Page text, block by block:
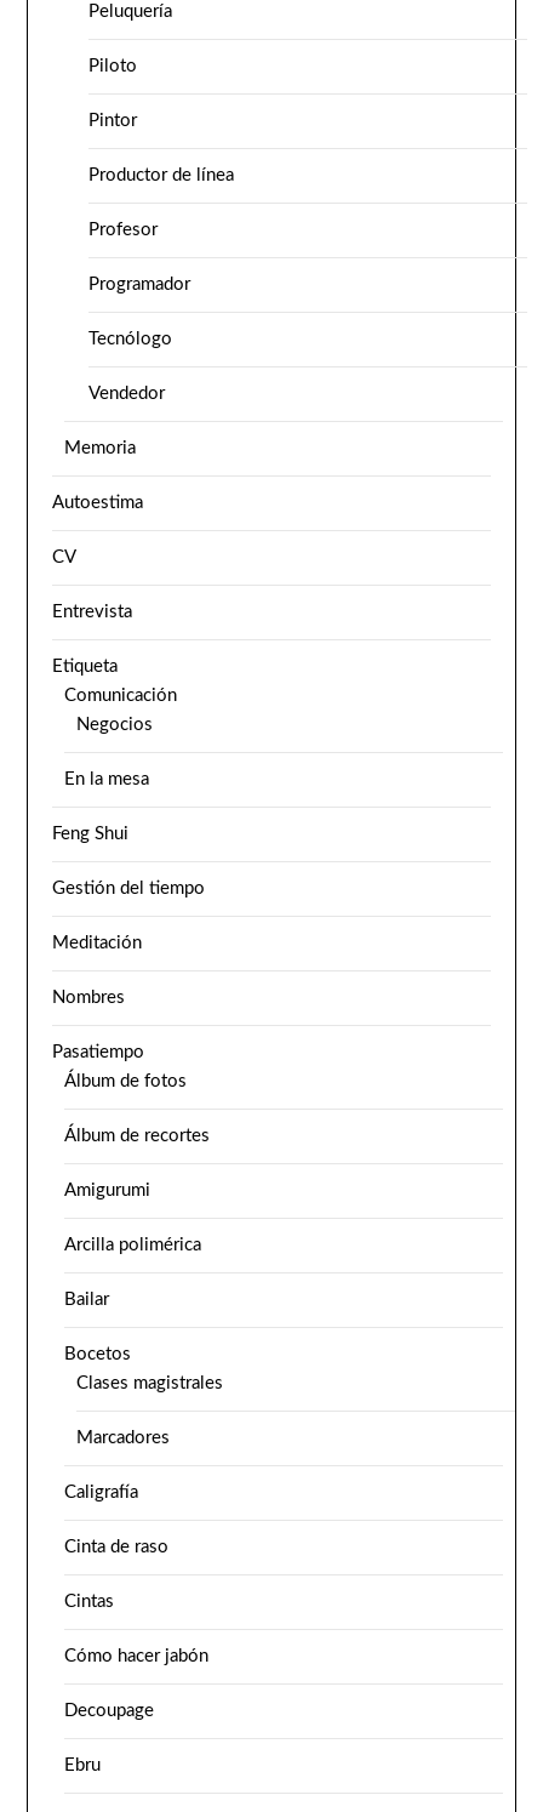
Peluquería
Piloto
Pintor
Productor de línea
Profesor
Programador
Tecnólogo
Vendedor
Memoria
Autoestima
CV
Entrevista
Etiqueta
Comunicación
Negocios
En la mesa
Feng Shui
Gestión del tiempo
Meditación
Nombres
Pasatiempo
Álbum de fotos
Álbum de recortes
Amigurumi
Arcilla polimérica
Bailar
Bocetos
Clases magistrales
Marcadores
Caligrafía
Cinta de raso
Cintas
Cómo hacer jabón
Decoupage
Ebru